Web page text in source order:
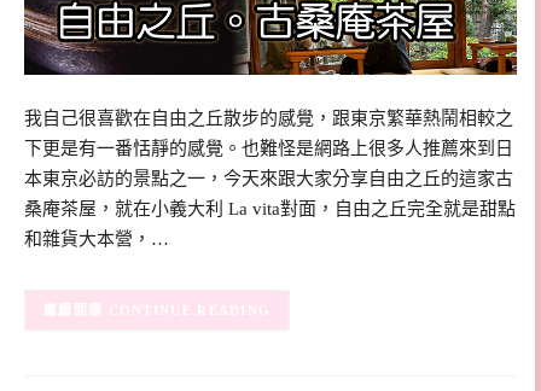
我自己很喜歡在自由之丘散步的感覺，跟東京繁華熱鬧相較之
下更是有一番恬靜的感覺。也難怪是網路上很多人推薦來到日
本東京必訪的景點之一，今天來跟大家分享自由之丘的這家古
桑庵茶屋，就在小義大利 La vita對面，自由之丘完全就是甜點
和雜貨大本營，…
CONTINUE READING